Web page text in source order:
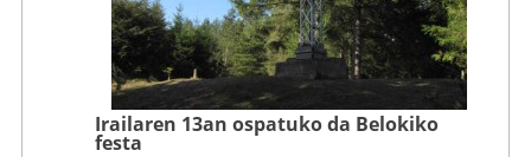
Irailaren 13an ospatuko da Belokiko
festa